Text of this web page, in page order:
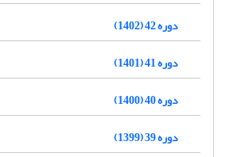
دوره 42 (1402)
دوره 41 (1401)
دوره 40 (1400)
دوره 39 (1399)